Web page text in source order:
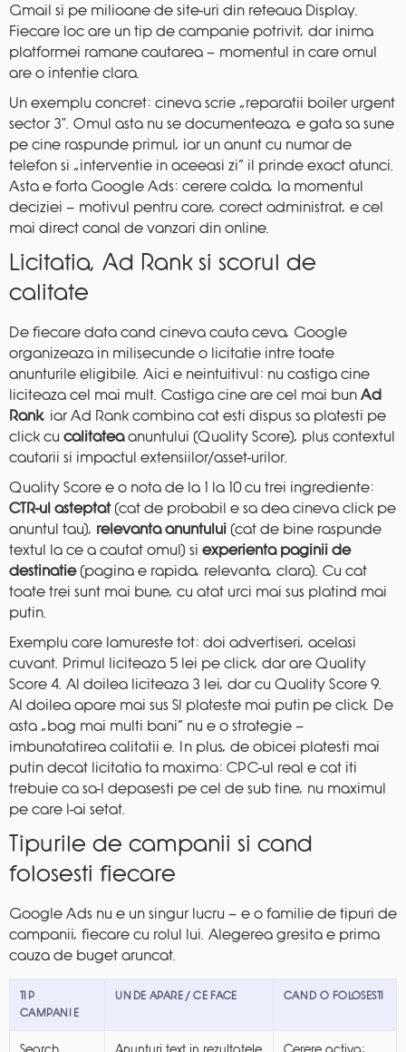
Gmail si pe milioane de site-uri din reteaua Display.
Fiecare loc are un tip de campanie potrivit, dar inima
platformei ramane cautarea — momentul in care omul
are o intentie clara.
Un exemplu concret: cineva scrie „reparatii boiler urgent
sector 3″. Omul asta nu se documenteaza, e gata sa sune
pe cine raspunde primul, iar un anunt cu numar de
telefon si „interventie in aceeasi zi” il prinde exact atunci.
Asta e forta Google Ads: cerere calda, la momentul
deciziei — motivul pentru care, corect administrat, e cel
mai direct canal de vanzari din online.
Licitatia, Ad Rank si scorul de
calitate
De fiecare data cand cineva cauta ceva, Google
organizeaza in milisecunde o licitatie intre toate
anunturile eligibile. Aici e neintuitivul: nu castiga cine
liciteaza cel mai mult. Castiga cine are cel mai bun Ad
Rank, iar Ad Rank combina cat esti dispus sa platesti pe
click cu calitateaanuntului (Quality Score), plus contextul
cautarii si impactul extensiilor/asset-urilor.
Quality Score e o nota de la 1 la 10 cu trei ingrediente:
CTR-ul asteptat(cat de probabil e sa dea cineva click pe
anuntul tau), relevanta anuntului (cat de bine raspunde
textul la ce a cautat omul) si experienta paginii de
destinatie(pagina e rapida, relevanta, clara). Cu cat
toate trei sunt mai bune, cu atat urci mai sus platind mai
putin.
Exemplu care lamureste tot: doi advertiseri, acelasi
cuvant. Primul liciteaza 5 lei pe click, dar are Quality
Score 4. Al doilea liciteaza 3 lei, dar cu Quality Score 9.
Al doilea apare mai sus SI plateste mai putin pe click. De
asta „bag mai multi bani” nu e o strategie —
imbunatatirea calitatii e. In plus, de obicei platesti mai
putin decat licitatia ta maxima: CPC-ul real e cat iti
trebuie ca sa-l depasesti pe cel de sub tine, nu maximul
pe care l-ai setat.
Tipurile de campanii si cand
folosesti fiecare
Google Ads nu e un singur lucru — e o familie de tipuri de
campanii, fiecare cu rolul lui. Alegerea gresita e prima
cauza de buget aruncat.
TIP
CAMPANIE
UNDE APARE / CE FACE CAND O FOLOSESTI
Search Anunturi text in rezultatele Cerere activa: